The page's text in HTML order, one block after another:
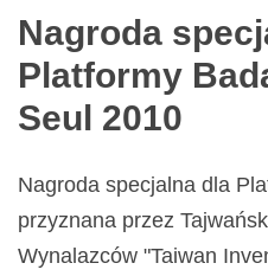
Nagroda
Platformy
Seul 2010
Nagroda specjalna dla
przyznana przez
Wynalazców "Taiwan